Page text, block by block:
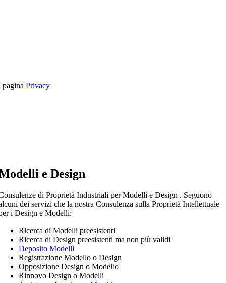
pagina Privacy
e Design
di Proprietà Industriali per Modelli e Design . Seguono
dei servizi che la nostra Consulenza sulla Proprietà Intellettuale
i Design e Modelli:
Ricerca di Modelli preesistenti
Ricerca di Design preesistenti ma non più validi
Deposito Modelli
Registrazione Modello o Design
Opposizione Design o Modello
Rinnovo Design o Modelli